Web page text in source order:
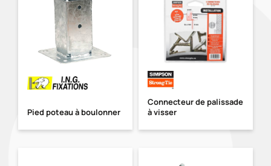
Pied poteau à boulonner
Connecteur de palissade
à visser